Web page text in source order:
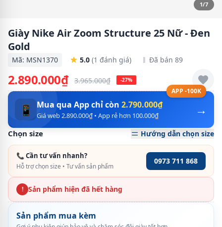
1/7
Giày Nike Air Zoom Structure 25 Nữ - Đen
Gold
Mã: MSN1370 5.0 (1 đánh giá) Đã bán 89
2.890.000₫ 3.965.000₫ -27%
APP -100K
→
📱 Mua qua App chỉ còn 2.790.000₫
Giá web 2.890.000₫ • App rẻ hơn 100.000₫
Chọn size Hướng dẫn chọn size
📞 Cần tư vấn nhanh?
Hỗ trợ chọn size • Tư vấn sản phẩm
0973 711 868
! Sản phẩm hiện đã hết hàng
Sản phẩm mua kèm